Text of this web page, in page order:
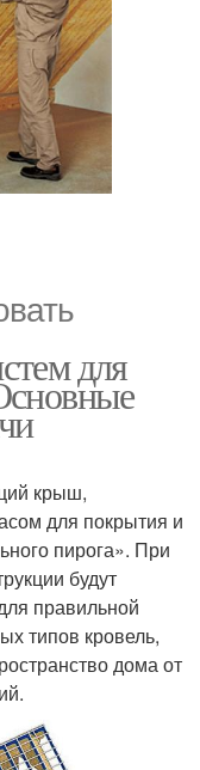
для
крыш,
для покрытия и
пирога». При
будут
правильной
типов кровель,
дома от